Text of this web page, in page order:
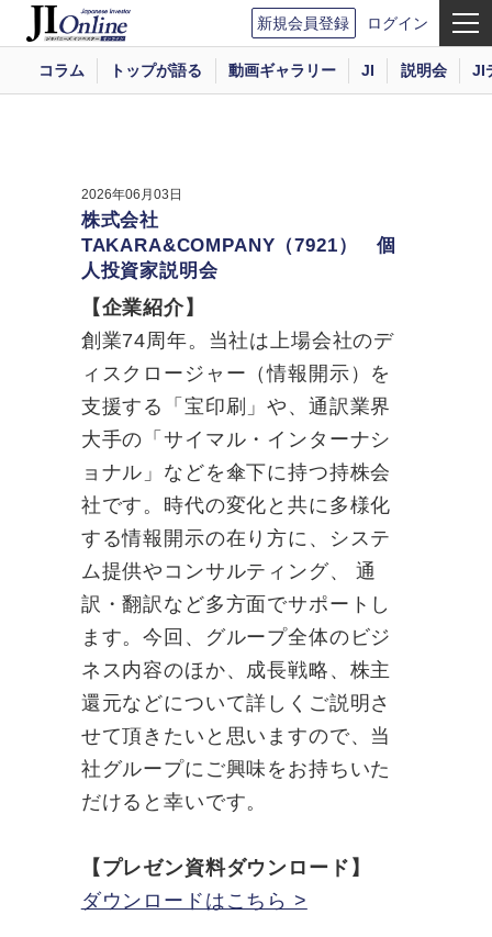
新規会員登録 ログイン
コラム トップが語る 動画ギャラリー JI 説明会 JI
2026年06月03日
株式会社
TAKARA&COMPANY（7921） 個
人投資家説明会
【企業紹介】
創業74周年。当社は上場会社のデ
ィスクロージャー（情報開示）を
支援する「宝印刷」や、通訳業界
大手の「サイマル・インターナシ
ョナル」などを傘下に持つ持株会
社です。時代の変化と共に多様化
する情報開示の在り方に、システ
ム提供やコンサルティング、 通
訳・翻訳など多方面でサポートし
ます。今回、グループ全体のビジ
ネス内容のほか、成長戦略、株主
還元などについて詳しくご説明さ
せて頂きたいと思いますので、当
社グループにご興味をお持ちいた
だけると幸いです。
【プレゼン資料ダウンロード】
ダウンロードはこちら >